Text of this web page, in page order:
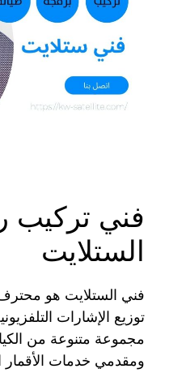
فني تركيب
الستلايت
فني الستلايت هو
توزيع الإشارات
مجموعة متنوعة من
ومقدمي خدمات الأقمار